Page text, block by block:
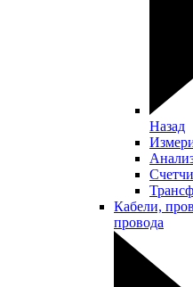
Назад
Кабели,
провода